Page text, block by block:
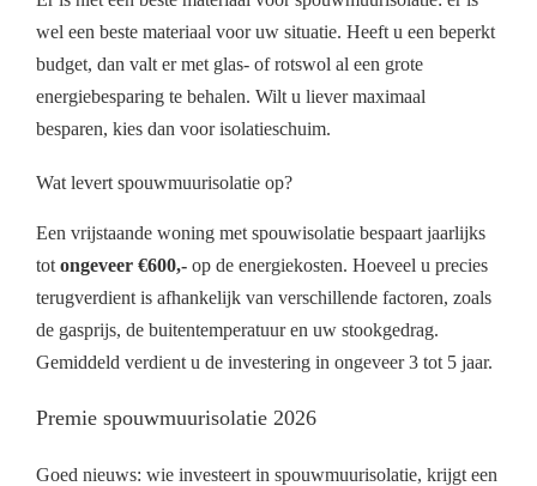
wel een beste materiaal voor uw situatie. Heeft u een beperkt
budget, dan valt er met glas- of rotswol al een grote
energiebesparing te behalen. Wilt u liever maximaal
besparen, kies dan voor isolatieschuim.
Wat levert spouwmuurisolatie op?
Een vrijstaande woning met spouwisolatie bespaart jaarlijks
tot ongeveer €600,- op de energiekosten. Hoeveel u precies
terugverdient is afhankelijk van verschillende factoren, zoals
de gasprijs, de buitentemperatuur en uw stookgedrag.
Gemiddeld verdient u de investering in ongeveer 3 tot 5 jaar.
Premie spouwmuurisolatie 2026
Goed nieuws: wie investeert in spouwmuurisolatie, krijgt een